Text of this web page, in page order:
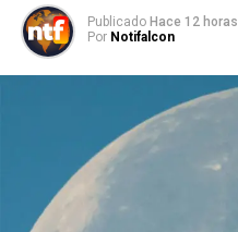
Publicado Hace 12 horas
Por Notifalcon